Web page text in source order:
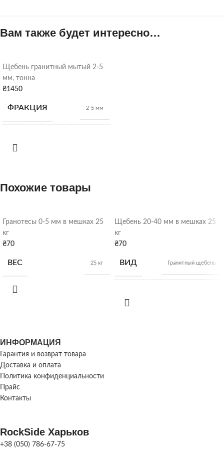
Вам также будет интересно…
Щебень гранитный мытый 2-5
мм, тонна
₴1450
ФРАКЦИЯ 2-5 мм
ПЛОТНОСТЬ
ВИД Гранитный щебень
ОТГРУЗКА
насыпью
Похожие товары
Гранотесы 0-5 мм в мешках 25
кг
₴70
ВЕС 25 кг
Щебень 20-40 мм в мешках 25
кг
₴70
ВИД Гранитный щебень
ИНФОРМАЦИЯ
Гарантия и возврат товара
Доставка и оплата
Политика конфиденциальности
Прайс
Контакты
RockSide Харьков
+38 (050) 786-67-75